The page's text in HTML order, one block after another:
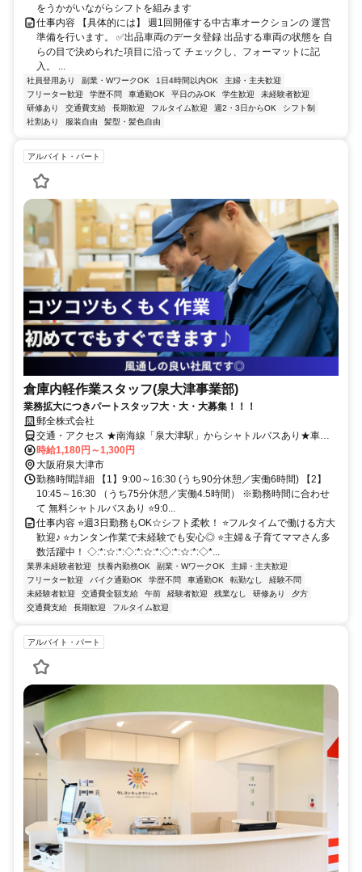
をうかがいながらシフトを組みます
仕事内容 【具体的には】 週1回開催する中古車オークションの 運営
準備を行います。 ✅出品車両のデータ登録 出品する車両の状態を 自
らの目で決められた項目に沿って チェックし、フォーマットに記
入。 ...
社員登用あり 副業・WワークOK 1日4時間以内OK
主婦・主夫歓迎
フリーター歓迎
学歴不問 車通勤OK 平日のみOK 学生歓迎
未経験者歓迎
研修あり
交通費支給 長期歓迎 フルタイム歓迎 週2・3日からOK
シフト制
社割あり
服装自由 髪型・髪色自由
アルバイト・パート
倉庫内軽作業スタッフ(泉大津事業部)
業務拡大につきパートスタッフ大・大・大募集！！！
郵全株式会社
交通・アクセス ★南海線「泉大津駅」からシャトルバスあり★車・
バイク・自転車通勤OK（泉大津駅から徒歩30分）
時給1,180円～1,300円
大阪府泉大津市
勤務時間詳細 【1】9:00～16:30 (うち90分休憩／実働6時間) 【2】
10:45～16:30 （うち75分休憩／実働4.5時間） ※勤務時間に合わせ
て 無料シャトルバスあり ⭐9:0...
仕事内容 ⭐週3日勤務もOK☆シフト柔軟！ ⭐フルタイムで働ける方大
歓迎♪ ⭐カンタン作業で未経験でも安心◎ ⭐主婦＆子育てママさん多
数活躍中！ ◇:*:☆:*:◇:*:☆:*:◇:*:☆:*:◇*...
業界未経験者歓迎 扶養内勤務OK 副業・WワークOK
主婦・主夫歓迎
フリーター歓迎
バイク通勤OK 学歴不問 車通勤OK 転勤なし
経験不問
未経験者歓迎
交通費全額支給 午前 経験者歓迎 残業なし 研修あり
夕方
交通費支給
長期歓迎 フルタイム歓迎
アルバイト・パート